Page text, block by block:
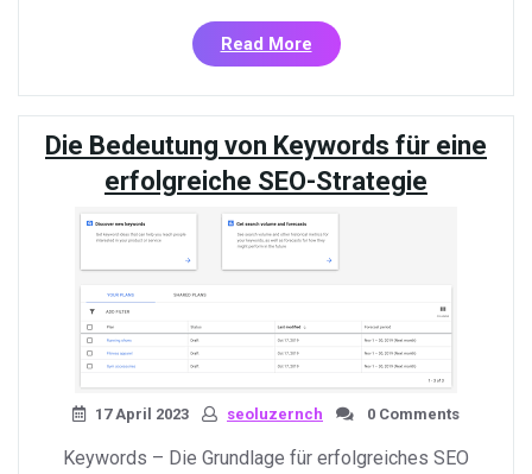
Read More«Unverzichtbare
SEO-
Tools
für
die
erfolgreiche
Optimierung
Die Bedeutung von Keywords für eine
erfolgreiche SEO-Strategie
17 April 2023 seoluzernch 0 Comments
Keywords – Die Grundlage für erfolgreiches SEO